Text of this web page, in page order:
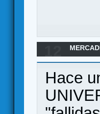
4DADOS
Hace